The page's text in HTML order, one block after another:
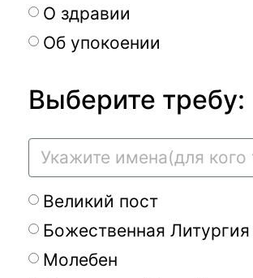
О здравии
Об упокоении
Выберите требу:
Великий пост
Божественная Литургия
Молебен